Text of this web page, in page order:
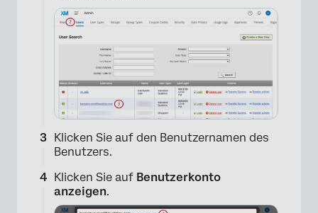
Klicken Sie auf den Benutzernamen des
Benutzers.
Klicken Sie auf Benutzerkonto
anzeigen.